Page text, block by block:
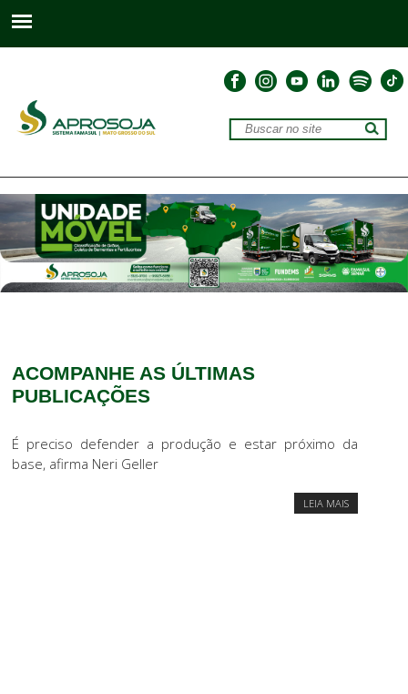
ACOMPANHE AS ÚLTIMAS
PUBLICAÇÕES
É preciso defender a produção e estar próximo da
base, afirma Neri Geller
LEIA MAIS